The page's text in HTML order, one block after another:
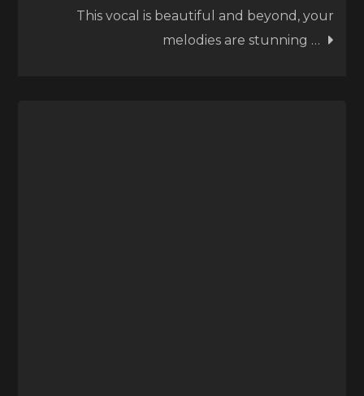
This vocal is beautiful and beyond, your
melodies are stunning …